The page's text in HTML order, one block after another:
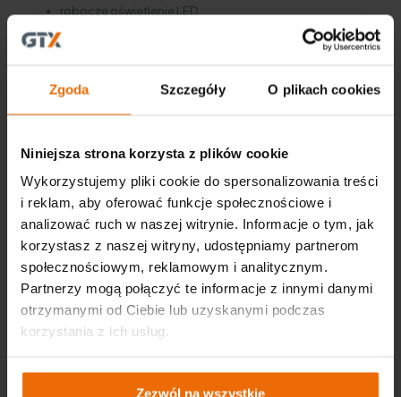
Zgoda Szczegóły O plikach cookies
Niniejsza strona korzysta z plików cookie
Wykorzystujemy pliki cookie do spersonalizowania treści
i reklam, aby oferować funkcje społecznościowe i
analizować ruch w naszej witrynie. Informacje o tym, jak
korzystasz z naszej witryny, udostępniamy partnerom
społecznościowym, reklamowym i analitycznym.
Partnerzy mogą połączyć te informacje z innymi danymi
otrzymanymi od Ciebie lub uzyskanymi podczas
korzystania z ich usług.
Zezwól na wszystkie
robocze oświetlenie LED.
Moc w kompakcie – seria „Compact” od NEO
do pracy w miejscach o ograniczonej przestrzeni
zapewniając jednocześnie niezawodność i efektywność.
Bezszczotkowe silniki zastosowane w narzędziach NEO
TOOLS i GRAPHITEto krok naprzód w dziedzinie
technologii, oferującej większą wydajność, dłuższą
żywotność i mniejsze zużycie energii.
Seria „Compact”
została zaprojektowana z myślą o profesjonalistach
oferując im narzędzia, które sprawdzą się w najbardziej
wymagających warunkach.